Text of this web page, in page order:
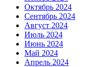
Октябрь 2024
Сентябрь 2024
Август 2024
Июль 2024
Июнь 2024
Май 2024
Апрель 2024